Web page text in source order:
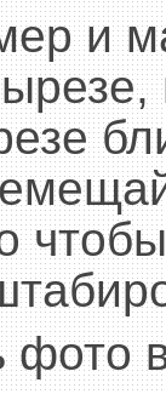
и
фото